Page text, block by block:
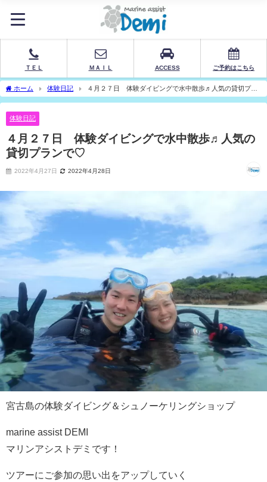
ＴＥＬ ＭＡＩＬ ACCESS ご予約はこちら
ホーム 体験日記
４月２７日 体験ダイビングで水中散歩♬人気の貸切プラ
ンで♡
体験日記
４月２７日 体験ダイビングで水中散歩♬人気の
貸切プランで♡
2022年4月27日 2022年4月28日
宮古島の体験ダイビング＆シュノーケリングショップ
marine assist DEMI
マリンアシストデミです！
ツアーにご参加の思い出をアップしていく